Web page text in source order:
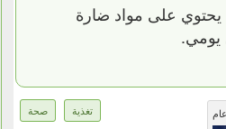
على مواد ضارة
يومي.
تغذية صحة